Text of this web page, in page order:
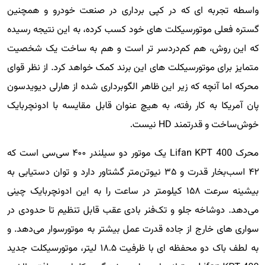
واسطه تجربه ای که در کپی برداری در صنعت خودرو و همچنین
گستره فعلی موتورسیکلت های خود کسب کرده، به این نتیجه رسیده
که این روش، هم کم‌دردسر تر است و هم به ساخت یک شخصیت
متمایز برای موتورسیکلت های این برند کمک خواهد کرد. از نظر قوای
محرکه اما آنچه که زیر این ظاهر الگوبرداری شده از هارلی دیویدسون
پان آمریکا به کار رفته، به هیچ عنوان قابل مقایسه با ادونچربایک
خوش‌ساخت و قدرتمند HD نیست.
محرک Lifan KPT 400 یک موتور دو سیلندر ۴۰۰ سی‌سی است که
۴۲ اسب‌بخار قدرت و ۳۵ نیوتن‌متر گشتاور دارد و توان دستیابی به
بیشینه سرعت ۱۵۸ کیلومتر در ساعت را به این ادونچربایک چینی
می‌دهد. دوشاخه جلو و تک‌فنر بادی عقب قابل تنظیم تا حدودی در
سواری های خارج از جاده قدرت عمل بیشتر به موتورسوار می‌دهد. و
به لطف باک دو محفظه ای با ظرفیت ۱۸.۵ لیتر، موتورسیکلت جدید